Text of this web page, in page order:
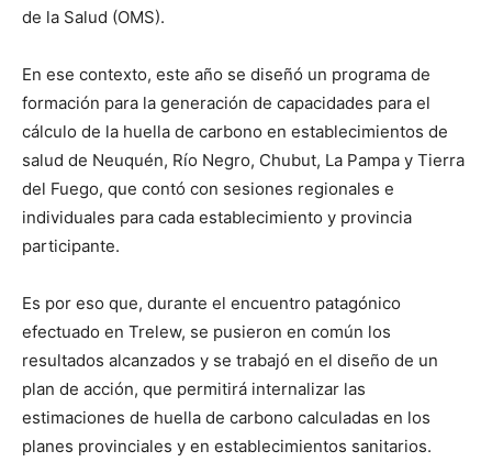
de la Salud (OMS).
En ese contexto, este año se diseñó un programa de
formación para la generación de capacidades para el
cálculo de la huella de carbono en establecimientos de
salud de Neuquén, Río Negro, Chubut, La Pampa y Tierra
del Fuego, que contó con sesiones regionales e
individuales para cada establecimiento y provincia
participante.
Es por eso que, durante el encuentro patagónico
efectuado en Trelew, se pusieron en común los
resultados alcanzados y se trabajó en el diseño de un
plan de acción, que permitirá internalizar las
estimaciones de huella de carbono calculadas en los
planes provinciales y en establecimientos sanitarios.